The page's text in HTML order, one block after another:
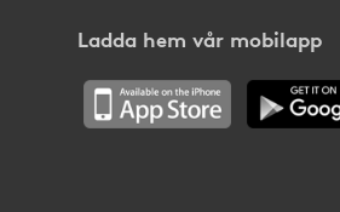
Ladda hem vår mobilapp